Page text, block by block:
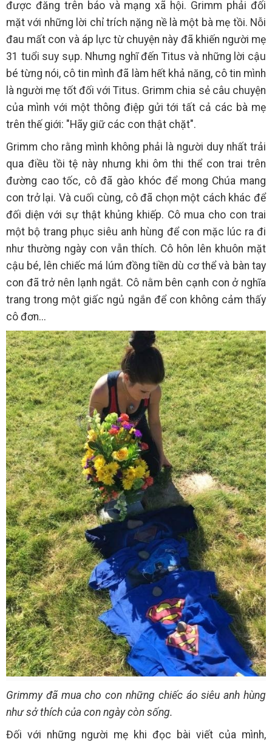
được đăng trên báo và mạng xã hội. Grimm phải đối
mặt với những lời chỉ trích nặng nề là một bà mẹ tồi. Nỗi
đau mất con và áp lực từ chuyện này đã khiến người mẹ
31 tuổi suy sụp. Nhưng nghĩ đến Titus và những lời cậu
bé từng nói, cô tin mình đã làm hết khả năng, cô tin mình
là người mẹ tốt đối với Titus. Grimm chia sẻ câu chuyện
của mình với một thông điệp gửi tới tất cả các bà mẹ
trên thế giới: "Hãy giữ các con thật chặt".
Grimm cho rằng mình không phải là người duy nhất trải
qua điều tồi tệ này nhưng khi ôm thi thể con trai trên
đường cao tốc, cô đã gào khóc để mong Chúa mang
con trở lại. Và cuối cùng, cô đã chọn một cách khác để
đối diện với sự thật khủng khiếp. Cô mua cho con trai
một bộ trang phục siêu anh hùng để con mặc lúc ra đi
như thường ngày con vẫn thích. Cô hôn lên khuôn mặt
cậu bé, lên chiếc má lúm đồng tiền dù cơ thể và bàn tay
con đã trở nên lạnh ngắt. Cô nằm bên cạnh con ở nghĩa
trang trong một giấc ngủ ngắn để con không cảm thấy
cô đơn...
Grimmy đã mua cho con những chiếc áo siêu anh hùng
như sở thích của con ngày còn sống.
Đối với những người mẹ khi đọc bài viết của mình,